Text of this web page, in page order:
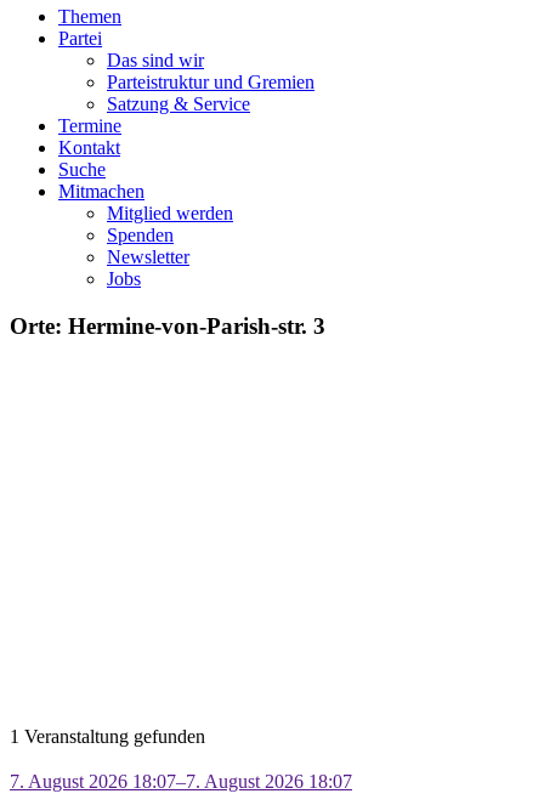
Themen
Partei
Das sind wir
Parteistruktur und Gremien
Satzung & Service
Termine
Kontakt
Suche
Mitmachen
Mitglied werden
Spenden
Newsletter
Jobs
Orte: Hermine-von-Parish-str. 3
1 Veranstaltung gefunden
7. August 2026 18:07–7. August 2026 18:07